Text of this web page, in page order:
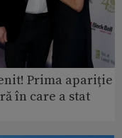
Prima apariție
în care a stat